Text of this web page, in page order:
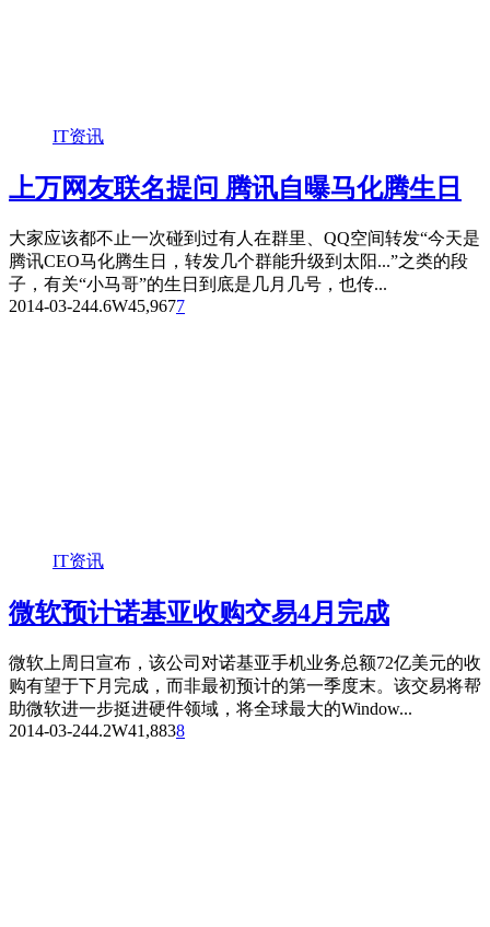
IT资讯
上万网友联名提问 腾讯自曝马化腾生日
大家应该都不止一次碰到过有人在群里、QQ空间转发“今天是
腾讯CEO马化腾生日，转发几个群能升级到太阳...”之类的段
子，有关“小马哥”的生日到底是几月几号，也传...
2014-03-244.6W45,9677
IT资讯
微软预计诺基亚收购交易4月完成
微软上周日宣布，该公司对诺基亚手机业务总额72亿美元的收
购有望于下月完成，而非最初预计的第一季度末。该交易将帮
助微软进一步挺进硬件领域，将全球最大的Window...
2014-03-244.2W41,8838